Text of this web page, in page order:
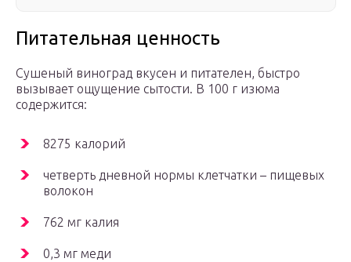
Питательная ценность
Сушеный виноград вкусен и питателен, быстро
вызывает ощущение сытости. В 100 г изюма
содержится:
8275 калорий
четверть дневной нормы клетчатки – пищевых
волокон
762 мг калия
0,3 мг меди